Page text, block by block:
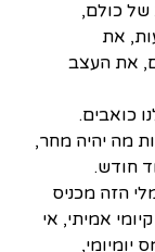
של כולם,
את
את העצב
כואבים.
מה יהיה מחר,
חודש.
הזה מכניס
אמיתי, אי
יומיומי,